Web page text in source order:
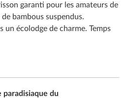
garanti pour les amateurs de
bambous suspendus.
un écolodge de charme. Temps
du